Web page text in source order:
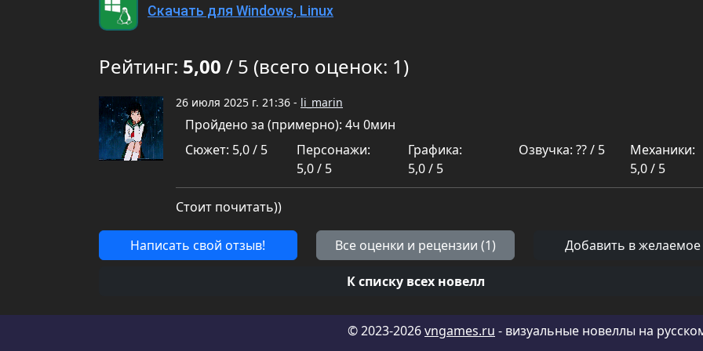
Скачать для Windows, Linux
Рейтинг: 5,00 / 5 (всего оценок: 1)
26 июля 2025 г. 21:36 - li_marin
Пройдено за (примерно): 4ч 0мин
Сюжет: 5,0 / 5
Персонажи:
5,0 / 5
Графика:
5,0 / 5
Озвучка: ?? / 5
Механики:
5,0 / 5
Стоит почитать))
Написать свой отзыв! Все оценки и рецензии (1) Добавить в желаемое
К списку всех новелл
© 2023-2026vngames.ru - визуальные новеллы на